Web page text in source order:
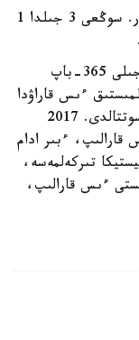
«تاجىريبە جۇزىندە ول جۇمىس ىستەمەي تۇر. سوڭعى 3 جىلدا 1
تاراتىلعان مالىمەتتەرگە قاراعاندا، 2016 -جىلى 365-باپ
ءىس قاراۋدا
بولعان، بەسەۋى سوتقا جولدانىپ، 3 ادام سوتتالدى. 2017
ءبىر ادام
ستاتيستيكا تىركەلمەسە،
ءىس قارالىپ،